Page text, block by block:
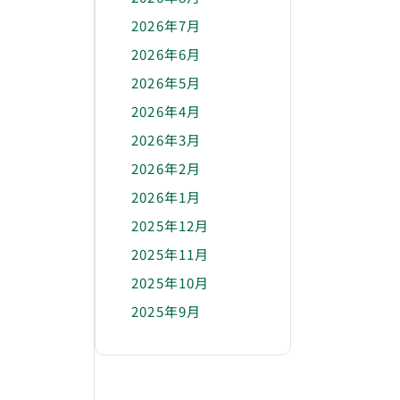
2026年7月
2026年6月
2026年5月
2026年4月
2026年3月
2026年2月
2026年1月
2025年12月
2025年11月
2025年10月
2025年9月